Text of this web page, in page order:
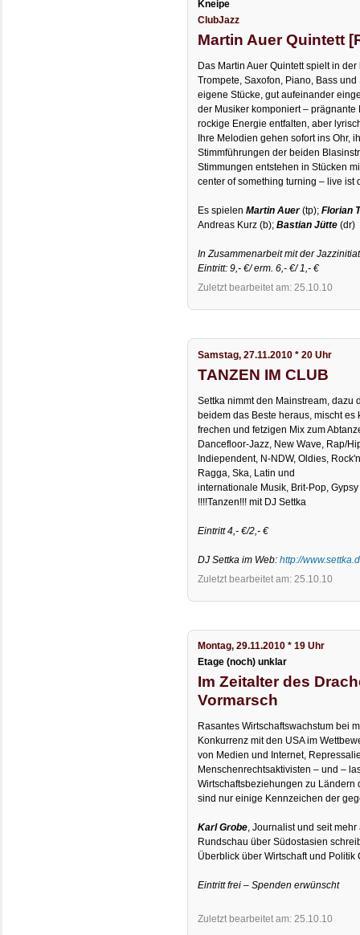
Kneipe
ClubJazz
Martin Auer Quintett
Das Martin Auer Quintett spielt in
Trompete, Saxofon, Piano, Bass
eigene Stücke, gut aufeinander
der Musiker komponiert –
rockige Energie entfalten, aber
Ihre Melodien gehen sofort ins Ohr,
Stimmführungen der beiden
Stimmungen entstehen in Stücken
center of ­something turning – live ist
Es spielenMartin Auer(tp);Florian
Andreas Kurz (b);Bastian Jütte (dr)
In Zusammenarbeit mit der
Eintritt: 9,- €/ erm. 6,- €/ 1,- €
Zuletzt bearbeitet am: 25.10.10
Samstag, 27.11.2010 * 20 Uhr
TANZEN IM CLUB
Settka nimmt den Mainstream, dazu
beidem das Beste heraus, mischt
frechen und fetzigen Mix zum
Dancefloor-Jazz, New Wave, Rap/
Indiependent, N-NDW, Oldies,
Ragga, Ska, Latin und
internationale Musik, Brit-Pop,
!!!!Tanzen!!! mit DJ Settka
Eintritt 4,- €/2,- €
DJ Settka im Web:http://
Zuletzt bearbeitet am: 25.10.10
Montag, 29.11.2010 * 19 Uhr
Etage (noch) unklar
Im Zeitalter des
Vormarsch
Rasantes Wirtschaftswachstum bei
Konkurrenz mit den USA im
von Medien und Internet,
Menschenrechtsaktivisten – und –
Wirtschaftsbeziehungen zu
sind nur einige Kennzeichen der
Karl Grobe, Journalist und seit
Rundschau über Südostasien
Überblick über Wirtschaft und Politik
Eintritt frei – Spenden erwünscht
Zuletzt bearbeitet am: 25.10.10